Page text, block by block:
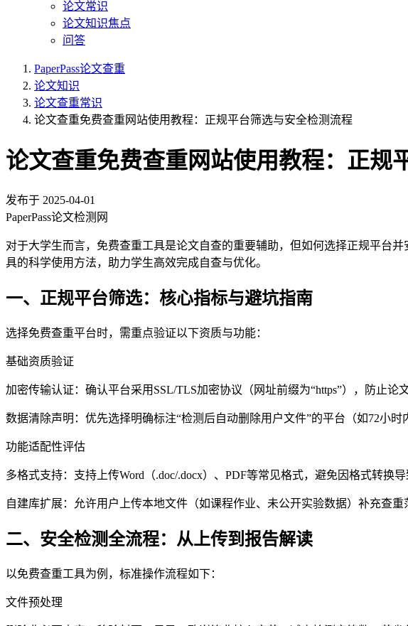
论文常识
论文知识焦点
问答
PaperPass论文查重
论文知识
论文查重常识
论文查重免费查重网站使用教程：正规平台筛选与安全检测流程
论文查重免费查重网站使用教程：正规
发布于 2025-04-01
PaperPass论文检测网
对于大学生而言，免费查重工具是论文自查的重要辅助，但如何选择正规平台
具的科学使用方法，助力学生高效完成自查与优化。
一、正规平台筛选：核心指标与避坑指南
选择免费查重平台时，需重点验证以下资质与功能：
基础资质验证
加密传输认证：确认平台采用SSL/TLS加密协议（网址前缀为“https”），防止论
数据清除声明：优先选择明确标注“检测后自动删除用户文件”的平台（如72小
功能适配性评估
多格式支持：支持上传Word（.doc/.docx）、PDF等常见格式，避免因格式转换
自建库扩展：允许用户上传本地文件（如课程作业、未公开实验数据）补充查重
二、安全检测全流程：从上传到报告解读
以免费查重工具为例，标准操作流程如下：
文件预处理